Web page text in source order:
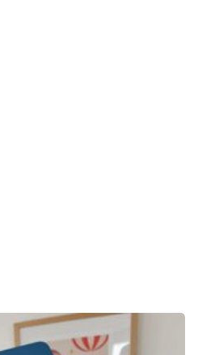
Kontakt